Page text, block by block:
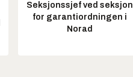
Seksjonssjef ved seksjon
for garantiordningen i
Norad